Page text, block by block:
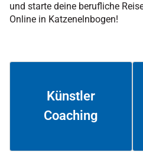
und starte deine berufliche
Online in Katzenelnbogen!
Künstler
Coaching
Weiterlesen